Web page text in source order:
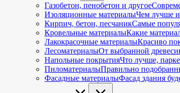
Газобетон, пенобетон и другое
Изоляционные материалыЧем лучше
Кирпич, бетон, песчаникСамые
Кровельные материалыКакие
Лакокрасочные материалыКрасиво
ЛесоматериалыОт выбранной
Напольные покрытияЧто лучше,
ПиломатериалыПравильно
Фасадные материалыФасад здания